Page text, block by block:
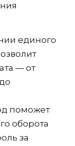
единого
— от
поможет
оборота
за